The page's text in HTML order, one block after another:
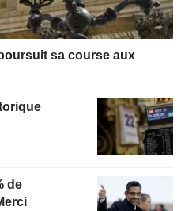
sa course aux
de